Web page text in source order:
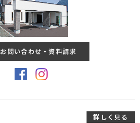
お問い合わせ・資料請求
詳しく見る